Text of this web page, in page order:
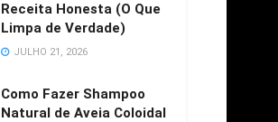
Receita Honesta (O Que
Limpa de Verdade)
JULHO 21, 2026
Como Fazer Shampoo
Natural de Aveia Coloidal